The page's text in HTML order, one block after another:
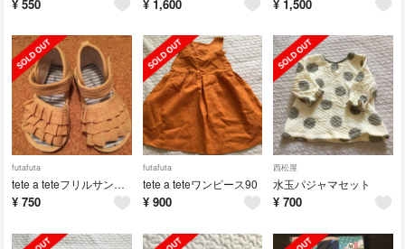
¥ 550 ¥ 1,600 ¥ 1,500
futafuta
tete a teteフリルサンダル
¥ 750
futafuta
tete a teteワンピース90
¥ 900
西松屋
水玉パジャマセット
¥ 700